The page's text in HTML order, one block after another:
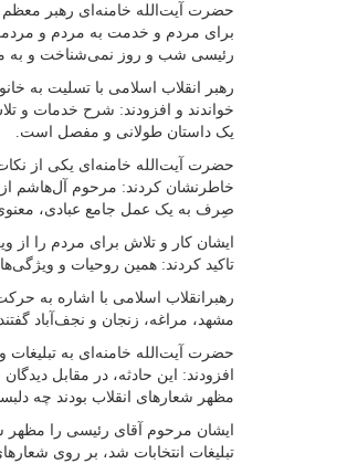
حضرت آیت‌الله خامنه‌ای رهبر معظم
برای مردم و خدمت به مردم و
رئیسی شب و روز نمی‌شناخت و به
رهبر انقلاب اسلامی با تسلیت به
خواندند و افزودند: شرح خدمات و
یک داستان طولانی و مفصل است.
حضرت آیت‌الله خامنه‌ای یکی از
خاطرنشان کردند: مرحوم آل‌هاشم
صِرف به یک عمل جامع عبادی،
ایشان کار و تلاش برای مردم را
تاکید کردند: همین روحیات و
رهبرانقلاب اسلامی با اشاره به
مشهد، مراغه، زنجان و نجف‌آباد
حضرت آیت‌الله خامنه‌ای به
افزودند: این حادثه، در مقابل
مظهر شعارهای انقلاب بودند چه
ایشان مرحوم آقای رئیسی را مظهر
تبلیغات انتخابات شد، بر روی